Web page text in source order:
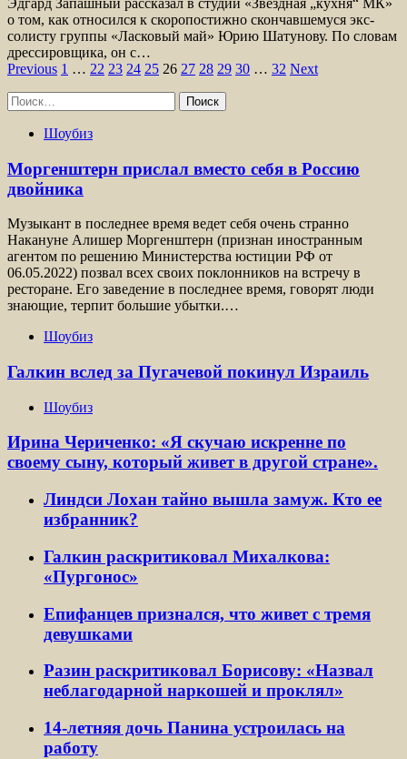
о том, как относился к скоропостижно скончавшемуся экс-
солисту группы «Ласковый май» Юрию Шатунову. По словам
дрессировщика, он с…
Пагинация
записей
Previous 1 … 22 23 24 25 26 27 28 29 30 … 32 Next
Найти:
Шоубиз
Моргенштерн прислал вместо себя в Россию
двойника
Музыкант в последнее время ведет себя очень странно
Накануне Алишер Моргенштерн (признан иностранным
агентом по решению Министерства юстиции РФ от
06.05.2022) позвал всех своих поклонников на встречу в
ресторане. Его заведение в последнее время, говорят люди
знающие, терпит большие убытки.…
Шоубиз
Галкин вслед за Пугачевой покинул Израиль
Шоубиз
Ирина Чериченко: «Я скучаю искренне по
своему сыну, который живет в другой стране».
Линдси Лохан тайно вышла замуж. Кто ее
избранник?
Галкин раскритиковал Михалкова:
«Пургонос»
Епифанцев признался, что живет с тремя
девушками
Разин раскритиковал Борисову: «Назвал
неблагодарной наркошей и проклял»
14-летняя дочь Панина устроилась на
работу